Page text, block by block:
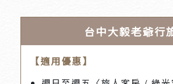
台中大毅老爺行
【適用優惠】